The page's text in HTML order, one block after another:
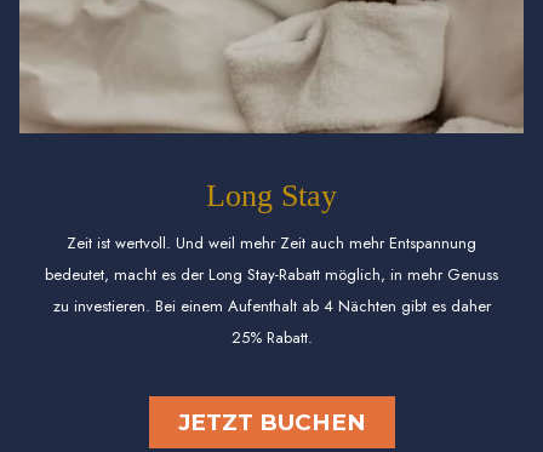
Long Stay
Zeit ist wertvoll. Und weil mehr Zeit auch mehr Entspannung
bedeutet, macht es der Long Stay-Rabatt möglich, in mehr Genuss
zu investieren. Bei einem Aufenthalt ab 4 Nächten gibt es daher
25% Rabatt.
JETZT BUCHEN